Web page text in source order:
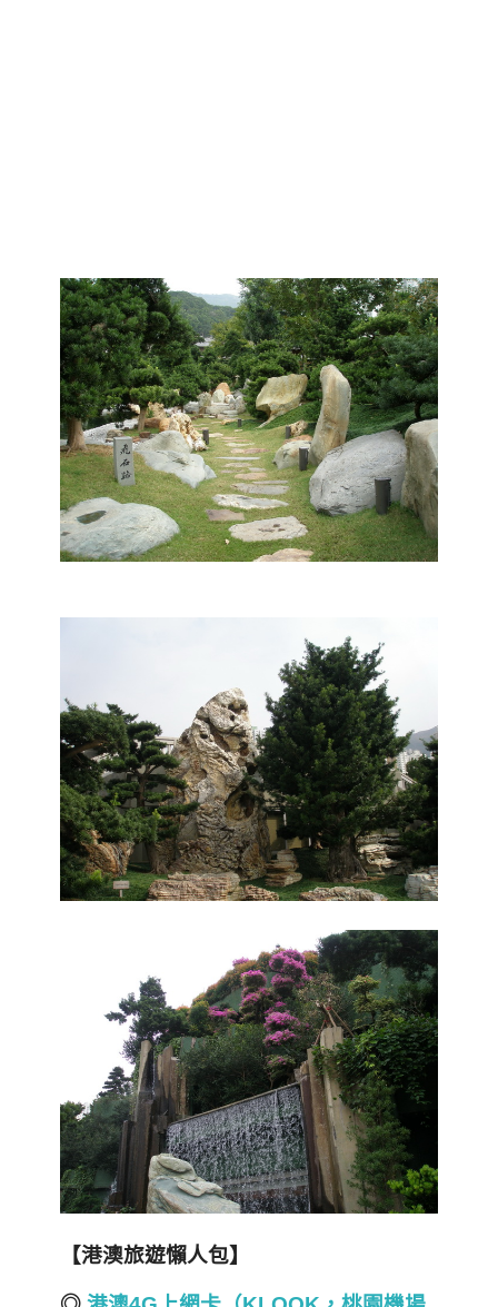
【港澳旅遊懶人包】